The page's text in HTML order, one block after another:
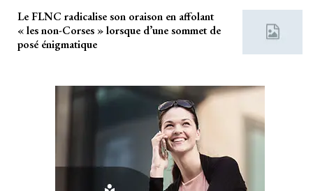
Le FLNC radicalise son oraison en affolant
« les non-Corses » lorsque d’une sommet de
posé énigmatique